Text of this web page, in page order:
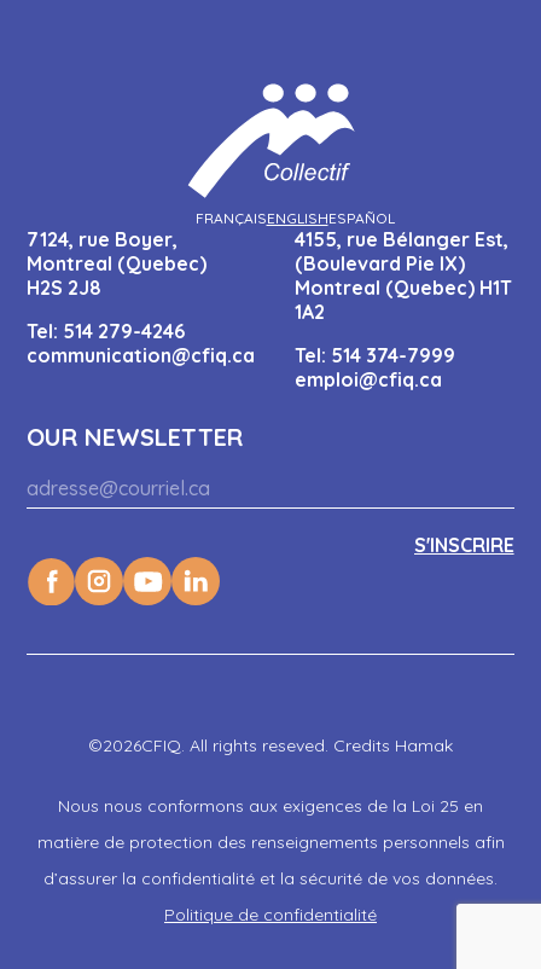
FRANÇAISENGLISHESPAÑOL
7124, rue Boyer,
Montreal (Quebec)
H2S 2J8
Tel: 514 279-4246
communication@cfiq.ca
4155, rue Bélanger Est,
(Boulevard Pie IX)
Montreal (Quebec) H1T
1A2
Tel: 514 374-7999
emploi@cfiq.ca
OUR NEWSLETTER
©2026CFIQ. All rights reseved. Credits Hamak
Nous nous conformons aux exigences de la Loi 25 en
matière de protection des renseignements personnels afin
d’assurer la confidentialité et la sécurité de vos données.
Politique de confidentialité